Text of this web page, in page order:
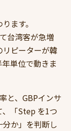
ます。
台湾客が急増
リピーターが韓
単位で動きま
と、GBPインサ
、「Step を1つ
か」を判断し